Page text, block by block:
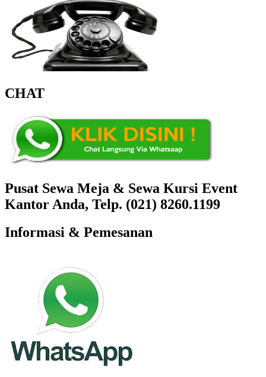
CHAT
Pusat Sewa Meja & Sewa Kursi Event
Kantor Anda, Telp. (021) 8260.1199
Informasi & Pemesanan